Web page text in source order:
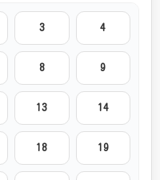
3 4
8 9
13 14
18 19